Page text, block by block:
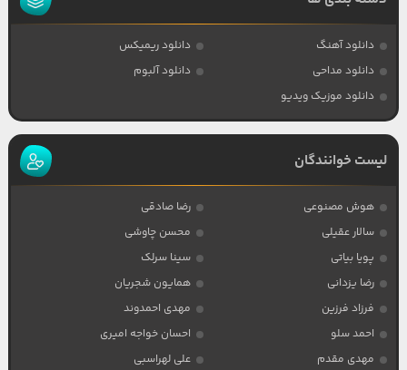
دانلود آهنگ
دانلود ریمیکس
دانلود مداحی
دانلود آلبوم
دانلود موزیک ویدیو
لیست خوانندگان
هوش مصنوعی
رضا صادقی
سالار عقیلی
محسن چاوشی
پویا بیاتی
سینا سرلک
رضا یزدانی
همایون شجریان
فرزاد فرزین
مهدی احمدوند
احمد سلو
احسان خواجه امیری
مهدی مقدم
علی لهراسبی